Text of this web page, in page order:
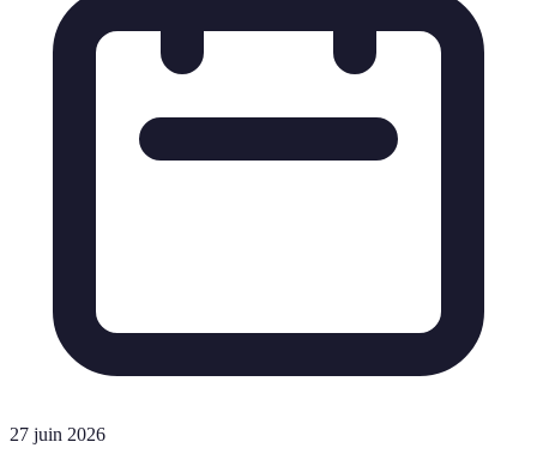
27 juin 2026